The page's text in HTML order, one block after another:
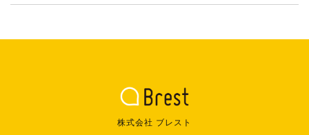
株式会社 ブレスト